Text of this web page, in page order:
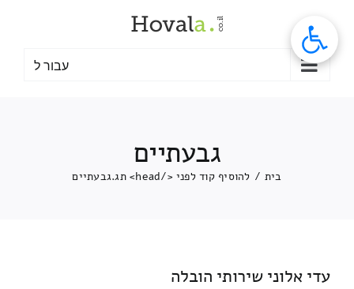
עבור ל
גבעתיים
בית / להוסיף קוד לפני </head> תג. גבעתיים
עדי אלוני שירותי הובלה